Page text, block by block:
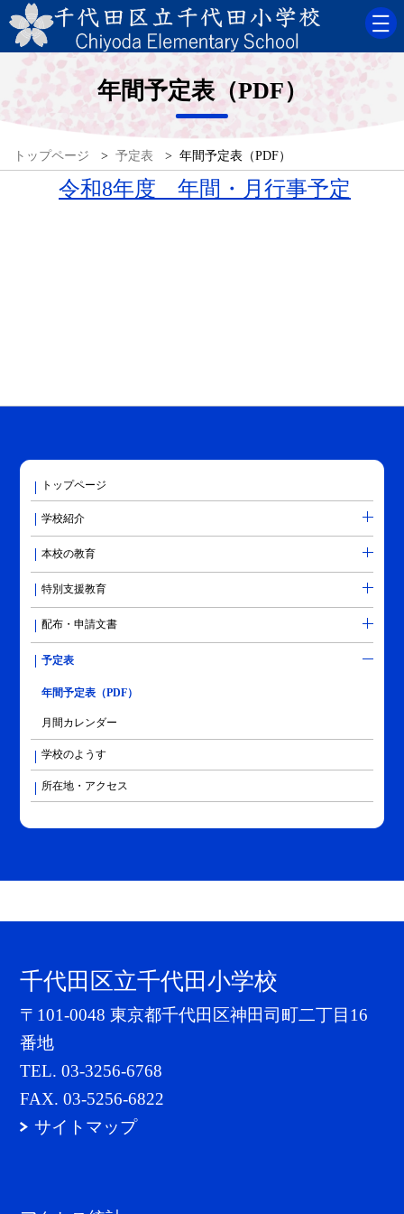
年間予定表（PDF）
トップページ > 予定表 > 年間予定表（PDF）
令和8年度 年間・月行事予定
トップページ
学校紹介
本校の教育
特別支援教育
配布・申請文書
予定表
年間予定表（PDF）
月間カレンダー
学校のようす
所在地・アクセス
千代田区立千代田小学校
〒101-0048 東京都千代田区神田司町二丁目16
番地
TEL.03-3256-6768
FAX. 03-5256-6822
サイトマップ